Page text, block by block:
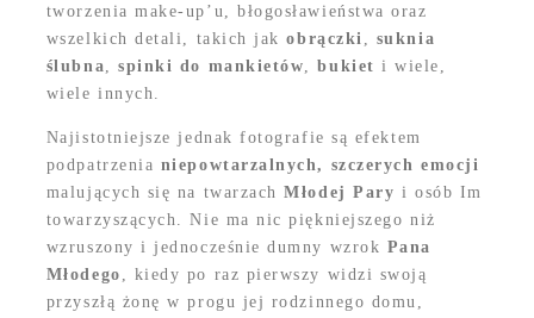
tworzenia make-up’u, błogosławieństwa oraz
wszelkich detali, takich jakobrączki
suknia
ślubna
,spinki do mankietów ,bukiet i wiele,
wiele innych.
Najistotniejsze jednak fotografie są efektem
podpatrzenia niepowtarzalnych, szczerych emocji
malujących się na twarzachMłodej Pary i osób Im
towarzyszących. Nie ma nic piękniejszego niż
wzruszony i jednocześnie dumny wzrok Pana
Młodego
, kiedy po raz pierwszy widzi swoją
przyszłą żonę w progu jej rodzinnego domu,